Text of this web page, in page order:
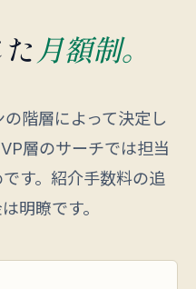
月額制。
階層によって決定し
層のサーチでは担当
す。紹介手数料の追
明瞭です。